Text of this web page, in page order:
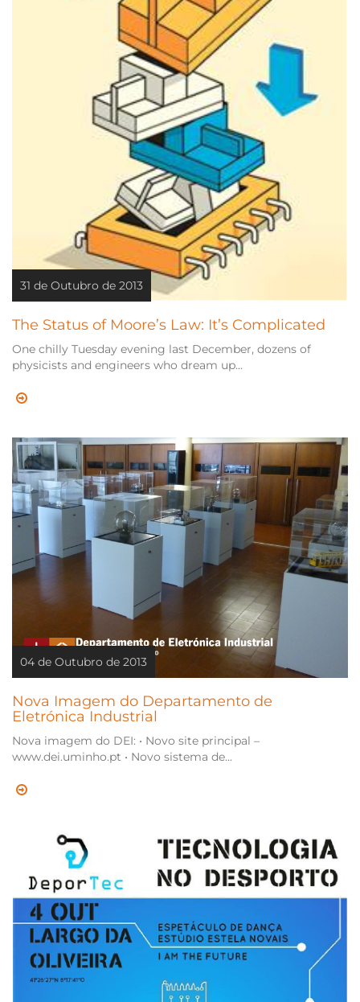
31 de Outubro de 2013
The Status of Moore’s Law: It’s Complicated
One chilly Tuesday evening last December, dozens of
physicists and engineers who dream up...
04 de Outubro de 2013
Nova Imagem do Departamento de
Eletrónica Industrial
Nova imagem do DEI: • Novo site principal –
www.dei.uminho.pt • Novo sistema de...